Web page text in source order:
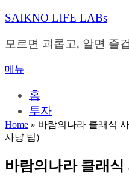
내
으
바
SAIKNO LIFE LABs
모르면 괴롭고, 알면 즐
메뉴
홈
투자
Home » 바람의나라 클래식
사냥 팁)
바람의나라 클래식